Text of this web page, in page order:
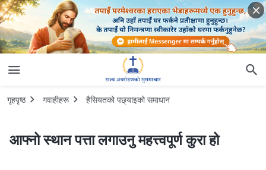
गृहपृष्ठ गवाहीहरू हैसियतको पछ्याइको समाधान
आफ्नो स्थान पत्ता लगाउनु महत्त्वपूर्ण कुरा हो